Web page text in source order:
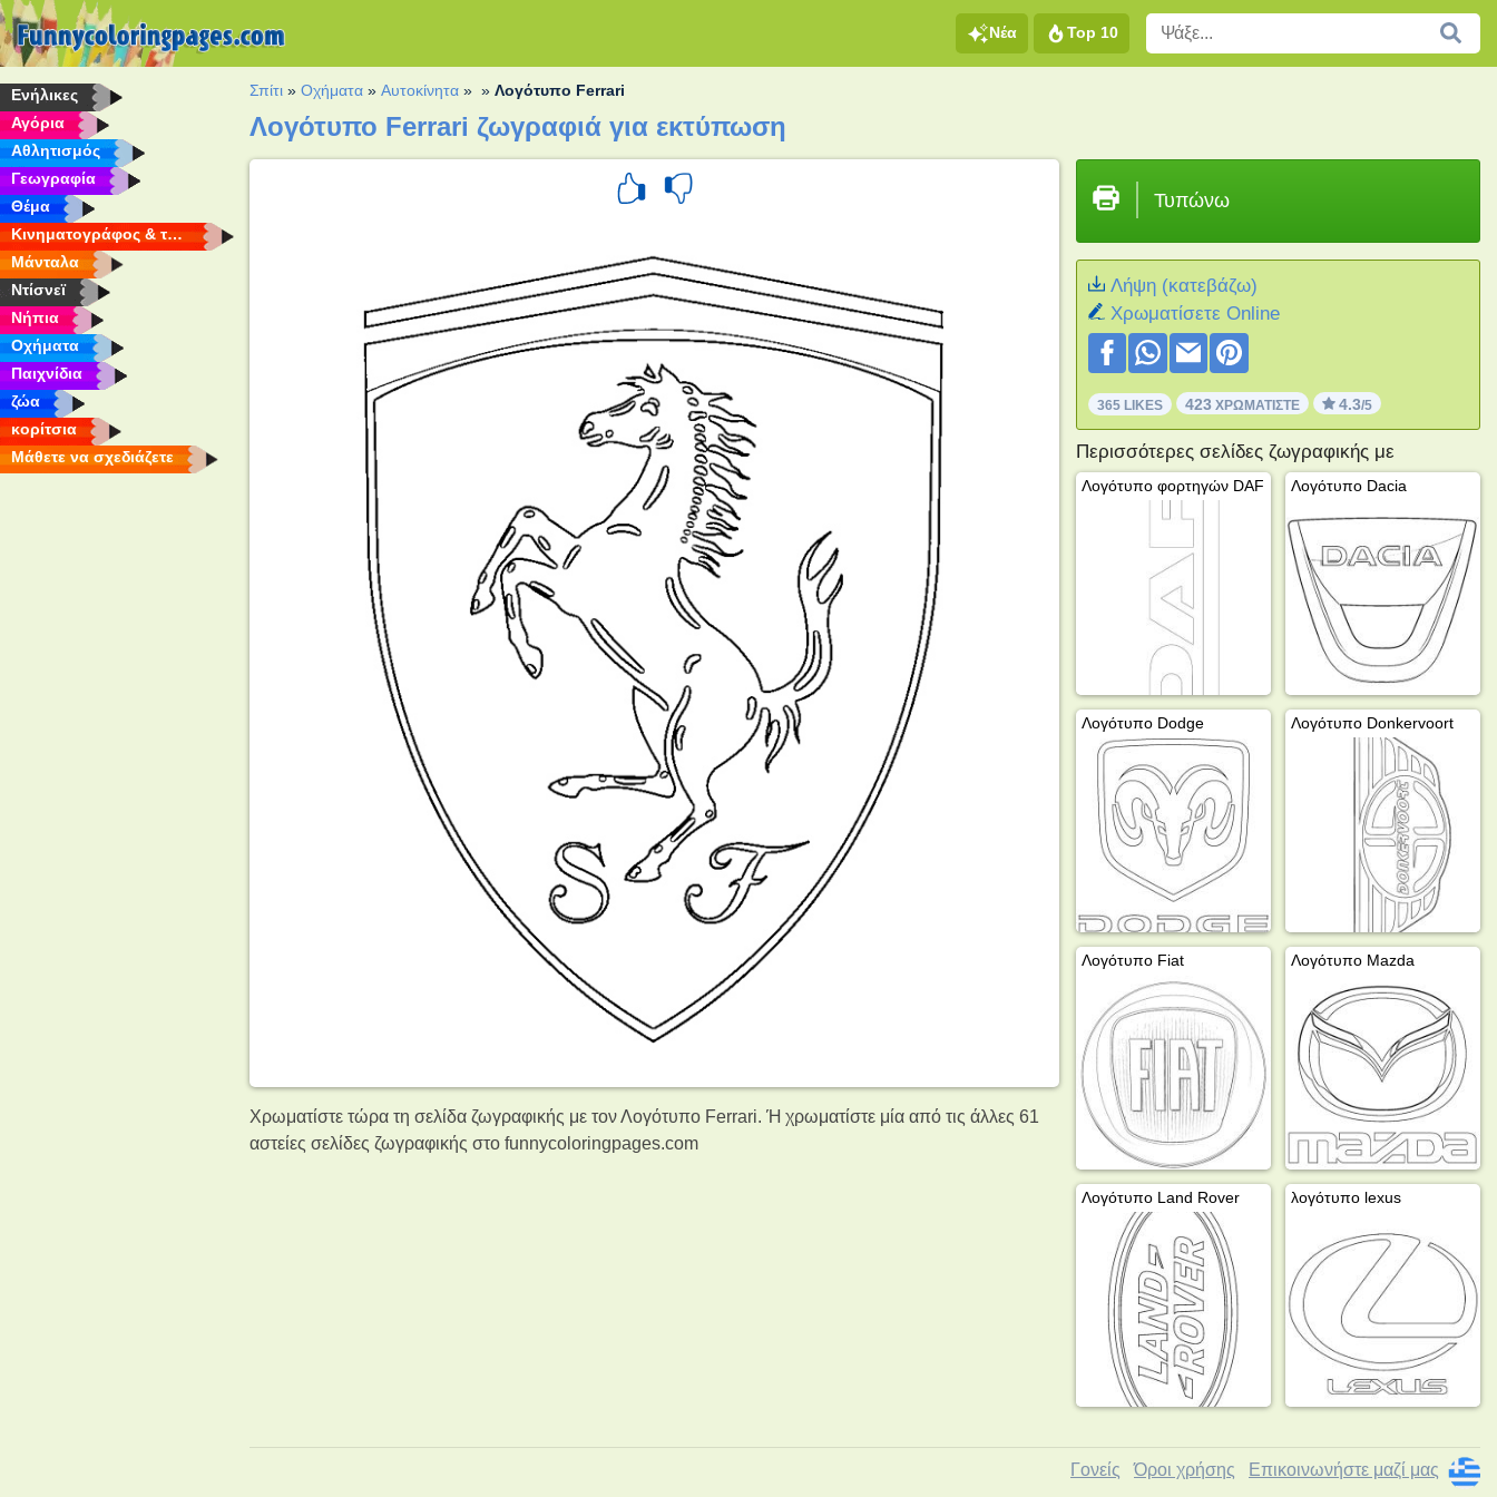
Νέα Top 10
Eνήλικες
Αγόρια
Αθλητισμός
Γεωγραφία
Θέμα
Κινηματογράφος & τηλεόραση
Μάνταλα
Ντίσνεϊ
Νήπια
Οχήματα
Παιχνίδια
ζώα
κορίτσια
Μάθετε να σχεδιάζετε
Σπίτι »Οχήματα »Αυτοκίνητα » »Λογότυπο Ferrari
Λογότυπο Ferrari ζωγραφιά για εκτύπωση
Χρωματίστε τώρα τη σελίδα ζωγραφικής με τον Λογότυπο Ferrari. Ή χρωματίστε μία από τις άλλες 61
αστείες σελίδες ζωγραφικήςστο funnycoloringpages.com
Τυπώνω
Λήψη (κατεβάζω)
Xρωματίσετε Online
365 LIKES 423 ΧΡΩΜΑΤΊΣΤΕ 4.3/5
Περισσότερες σελίδες ζωγραφικής με
Λογότυπο φορτηγών DAF Λογότυπο Dacia
Λογότυπο Dodge Λογότυπο Donkervoort
Λογότυπο Fiat Λογότυπο Mazda
Λογότυπο Land Rover λογότυπο lexus
Γονείς Όροι χρήσης Επικοινωνήστε μαζί μας